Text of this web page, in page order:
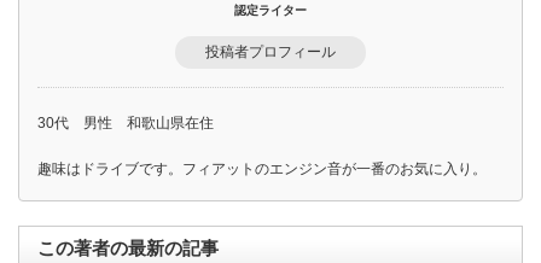
認定ライター
投稿者プロフィール
30代 男性 和歌山県在住
趣味はドライブです。フィアットのエンジン音が一番のお気に入り。
この著者の最新の記事